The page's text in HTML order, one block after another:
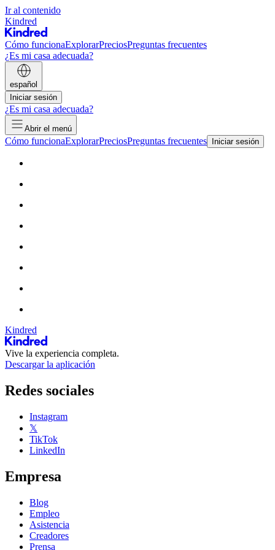
Ir al contenido
Kindred
Cómo funcionaExplorarPreciosPreguntas frecuentes
¿Es mi casa adecuada?
español
Iniciar sesión
¿Es mi casa adecuada?
Abrir el menú
Cómo funcionaExplorarPreciosPreguntas frecuentes Iniciar sesión
Kindred
Vive la experiencia completa.
Descargar la aplicación
Redes sociales
Instagram
𝕏
TikTok
LinkedIn
Empresa
Blog
Empleo
Asistencia
Creadores
Prensa